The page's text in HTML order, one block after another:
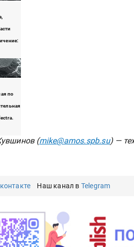
по
(mike@amos.spb.su) —
Наш канал в Telegram